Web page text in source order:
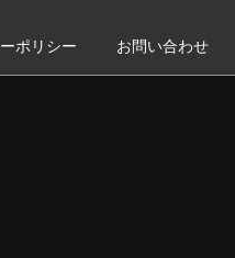
ポリシー お問い合わせ